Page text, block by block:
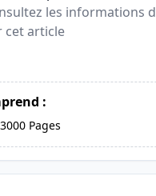
les informations
cet article
:
3000 Pages